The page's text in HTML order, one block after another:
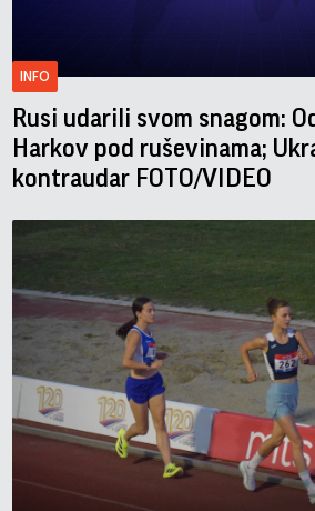
INFO
Rusi udarili svom snagom:
Harkov pod ruševinama;
kontraudar FOTO/VIDEO